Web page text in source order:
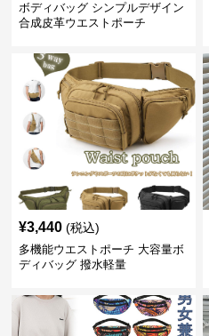
ボディバッグ シンプルデザイン
合成皮革ウエストポーチ
¥3,440 (税込)
多機能ウエストポーチ 大容量ボ
ディバッグ 撥水軽量